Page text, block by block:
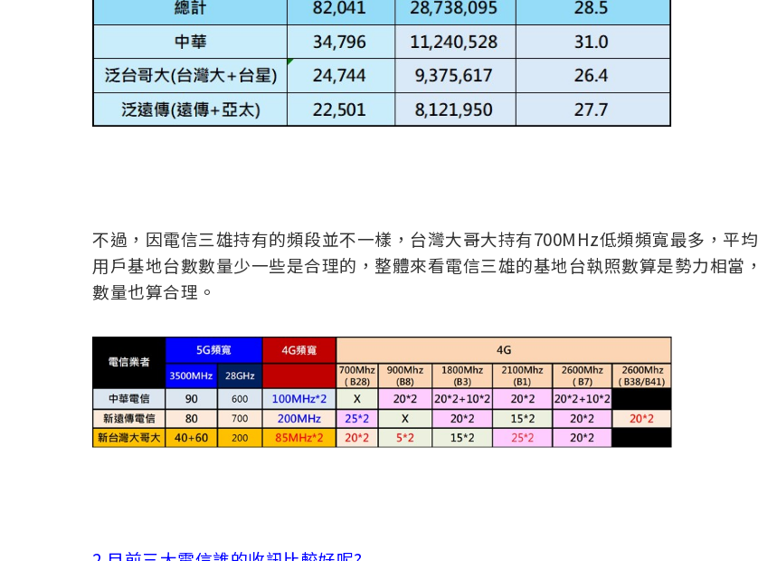
不過，因電信三雄持有的頻段並不一樣，台灣大哥大持有700MHz低頻頻寬最多，平均
用戶基地台數數量少一些是合理的，整體來看電信三雄的基地台執照數算是勢力相當，
數量也算合理。